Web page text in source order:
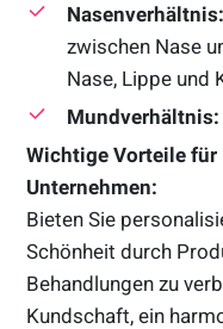
Nasenverhältnis:
zwischen Nase
Nase, Lippe und
Mundverhältnis:
Wichtige Vorteile
Unternehmen:
Bieten Sie
Schönheit durch
Behandlungen zu
Kundschaft, ein